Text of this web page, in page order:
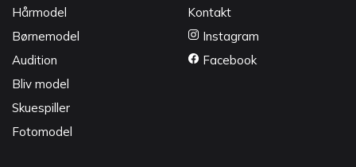
Hårmodel
Børnemodel
Audition
Bliv model
Skuespiller
Fotomodel
Kontakt
Instagram
Facebook